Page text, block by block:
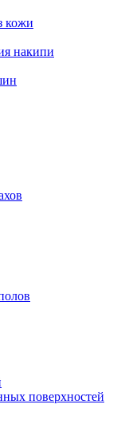
кожи
накипи
поверхностей